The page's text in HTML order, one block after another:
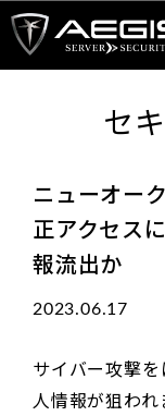
セ
ニューオー
正アクセス
報流出か
2023.06.17
サイバー攻撃
人情報が狙われ